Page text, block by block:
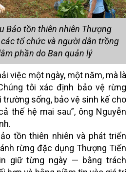
Bảo tồn thiên nhiên Thượng
tổ chức và người dân trồng
phần do Ban quản lý
việc một ngày, một năm, mà là
tôi xác định bảo vệ rừng
trường sống, bảo vệ sinh kế cho
thế hệ mai sau”, ông Nguyễn
tồn thiên nhiên và phát triển
rừng đặc dụng Thượng Tiến
giữ từng ngày — bằng trách